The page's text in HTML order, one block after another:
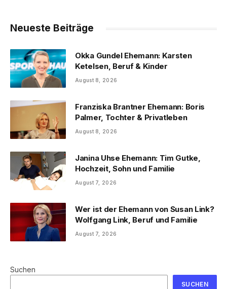
Neueste Beiträge
Okka Gundel Ehemann: Karsten
Ketelsen, Beruf & Kinder
August 8, 2026
Franziska Brantner Ehemann: Boris
Palmer, Tochter & Privatleben
August 8, 2026
Janina Uhse Ehemann: Tim Gutke,
Hochzeit, Sohn und Familie
August 7, 2026
Wer ist der Ehemann von Susan Link?
Wolfgang Link, Beruf und Familie
August 7, 2026
Suchen
SUCHEN